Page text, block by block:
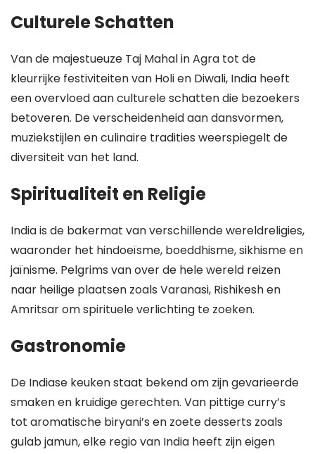
Culturele Schatten
Van de majestueuze Taj Mahal in Agra tot de
kleurrijke festiviteiten van Holi en Diwali, India heeft
een overvloed aan culturele schatten die bezoekers
betoveren. De verscheidenheid aan dansvormen,
muziekstijlen en culinaire tradities weerspiegelt de
diversiteit van het land.
Spiritualiteit en Religie
India is de bakermat van verschillende wereldreligies,
waaronder het hindoeïsme, boeddhisme, sikhisme en
jaïnisme. Pelgrims van over de hele wereld reizen
naar heilige plaatsen zoals Varanasi, Rishikesh en
Amritsar om spirituele verlichting te zoeken.
Gastronomie
De Indiase keuken staat bekend om zijn gevarieerde
smaken en kruidige gerechten. Van pittige curry’s
tot aromatische biryani’s en zoete desserts zoals
gulab jamun, elke regio van India heeft zijn eigen